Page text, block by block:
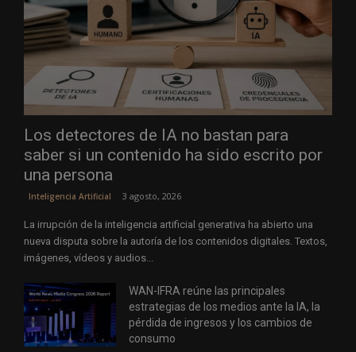
Los detectores de IA no bastan para
saber si un contenido ha sido escrito por
una persona
Inteligencia Artificial 3 agosto, 2026
La irrupción de la inteligencia artificial generativa ha abierto una
nueva disputa sobre la autoría de los contenidos digitales. Textos,
imágenes, vídeos y audios...
WAN-IFRA reúne las principales
estrategias de los medios ante la IA, la
pérdida de ingresos y los cambios de
consumo